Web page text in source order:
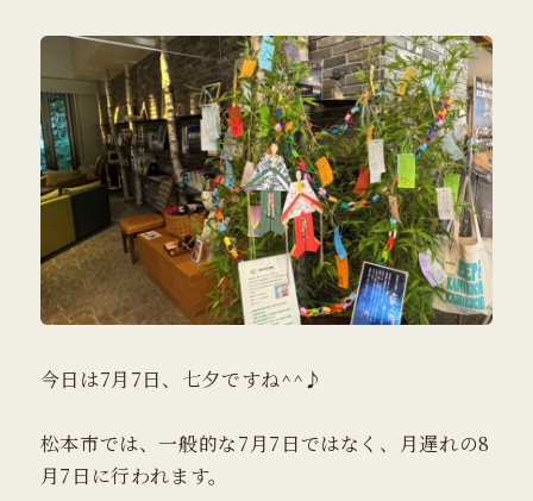
今日は7月7日、七夕ですね^^♪
松本市では、一般的な7月7日ではなく、月遅れの8
月7日に行われます。